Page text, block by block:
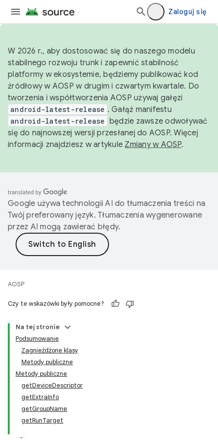
Zaloguj się
W 2026 r., aby dostosować się do naszego modelu
stabilnego rozwoju trunk i zapewnić stabilność
platformy w ekosystemie, będziemy publikować kod
źródłowy w AOSP w drugim i czwartym kwartale. Do
tworzenia i współtworzenia AOSP używaj gałęzi
android-latest-release . Gałąź manifestu
android-latest-release będzie zawsze odwoływać
się do najnowszej wersji przesłanej do AOSP. Więcej
informacji znajdziesz w artykule Zmiany w AOSP.
Google używa technologii AI do tłumaczenia treści na
Twój preferowany język. Tłumaczenia wygenerowane
przez AI mogą zawierać błędy.
AOSP
Czy te wskazówki były pomocne?
Na tej stronie
Podsumowanie
Zagnieżdżone klasy
Metody publiczne
Metody publiczne
getDeviceDescriptor
getExtraInfo
getGroupName
getRunTarget